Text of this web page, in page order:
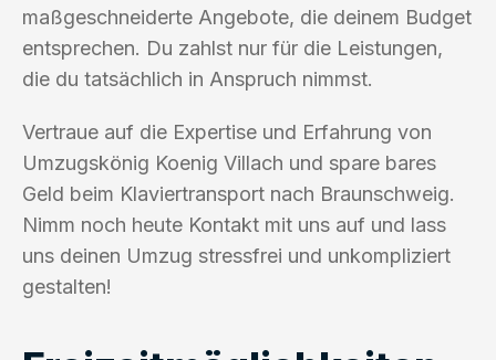
maßgeschneiderte Angebote, die deinem Budget
entsprechen. Du zahlst nur für die Leistungen,
die du tatsächlich in Anspruch nimmst.
Vertraue auf die Expertise und Erfahrung von
Umzugskönig Koenig Villach und spare bares
Geld beim Klaviertransport nach Braunschweig.
Nimm noch heute Kontakt mit uns auf und lass
uns deinen Umzug stressfrei und unkompliziert
gestalten!